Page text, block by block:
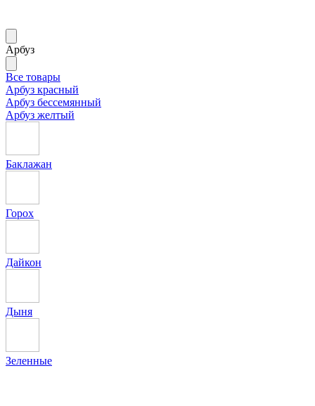
Арбуз
Все товары
Арбуз красный
Арбуз бессемянный
Арбуз желтый
Баклажан
Горох
Дайкон
Дыня
Зеленные